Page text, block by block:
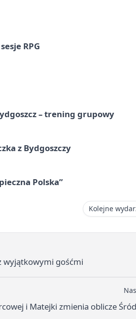
RPG
– trening grupowy
z Bydgoszczy
Polska”
Kolejne
wyjątkowymi gośćmi
i Matejki zmienia oblicze